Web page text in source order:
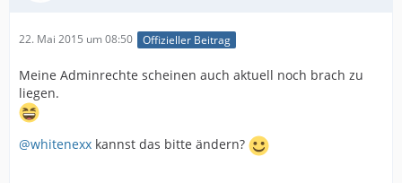
22. Mai 2015 um 08:50 Offizieller Beitrag
Meine Adminrechte scheinen auch aktuell noch brach zu
liegen.
@whitenexx kannst das bitte ändern?